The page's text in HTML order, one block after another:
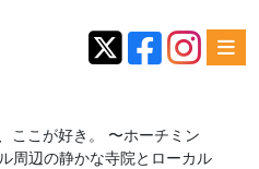
ここが好き。 〜ホーチミン
周辺の静かな寺院とローカル